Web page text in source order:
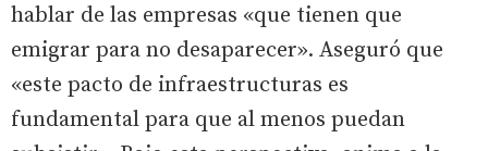
hablar de las empresas «que tienen que
emigrar para no desaparecer». Aseguró que
«este pacto de infraestructuras es
fundamental para que al menos puedan